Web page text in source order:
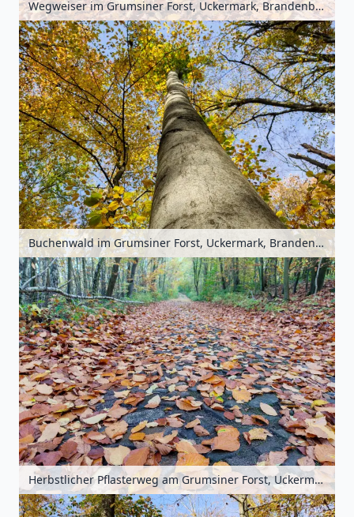
Wegweiser im Grumsiner Forst, Uckermark, Brandenburg, Deutschland
Buchenwald im Grumsiner Forst, Uckermark, Brandenburg, Deutschland
Herbstlicher Pflasterweg am Grumsiner Forst, Uckermark, Brandenburg, Deutschland